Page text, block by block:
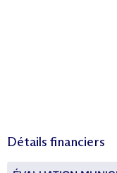
Détails financiers